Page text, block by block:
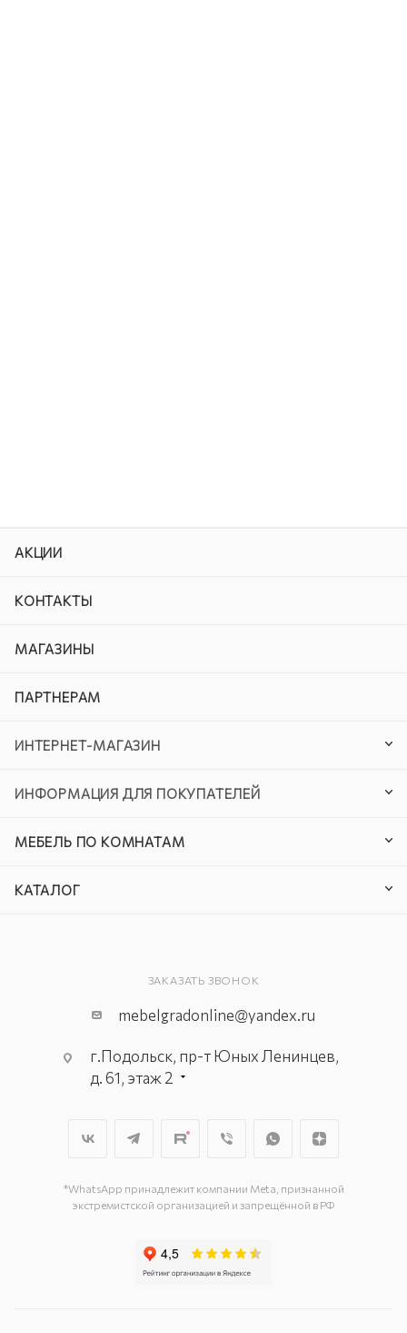
АКЦИИ
КОНТАКТЫ
МАГАЗИНЫ
ПАРТНЕРАМ
ИНТЕРНЕТ-МАГАЗИН
ИНФОРМАЦИЯ ДЛЯ ПОКУПАТЕЛЕЙ
МЕБЕЛЬ ПО КОМНАТАМ
КАТАЛОГ
ЗАКАЗАТЬ ЗВОНОК
mebelgradonline@yandex.ru
г.Подольск, пр-т Юных Ленинцев,
д. 61, этаж 2
г. Подольск, ул. Станционная, д. 11
*WhatsApp принадлежит компании Meta, признанной
экстремистской организацией и запрещённой в РФ